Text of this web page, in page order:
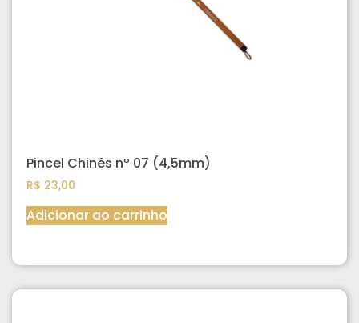
Pincel Chinês nº 07 (4,5mm)
R$ 23,00
Adicionar ao carrinho